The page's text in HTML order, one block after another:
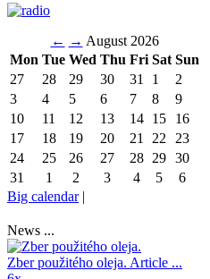
← → August 2026
Mon Tue Wed Thu Fri Sat Sun
27
28 29 30 31 1
2
3
4 5 6 7 8
9
10
11 12 13 14 15
16
17
18 19 20 21 22
23
24
25 26 27 28 29 30
31
1 2 3 4 5
6
Big calendar|
News ...
Zber použitého oleja. Article ...